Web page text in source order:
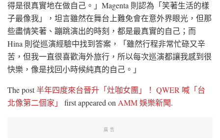
得是很真實地在做自己。」Magenta 則認為「笑著生活的樣
子最像我」，坦言雖然在舞台上難免會在意外界眼光，但那
些盡情笑著、蹦跳演出的時刻，都是最真實的自己；而
Hina 則從巡演經驗中找到答案，「雖然行程非常忙碌又辛
苦，但我一直很喜歡海外旅行，所以每次巡演都讓我感到很
快樂，像是找回小時候純真的自己。」
The post半年四度來台晉升「灶咖女團」！ QWER 喊「台
北像第二個家」
first appeared onAMM 娛樂新聞.
廣告